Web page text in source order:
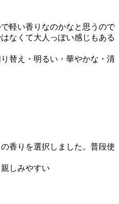
軽い香りなのかなと思うので
なくて大人っぽい感じもある
替え・明るい・華やかな・清
香りを選択しました。普段使
しみやすい